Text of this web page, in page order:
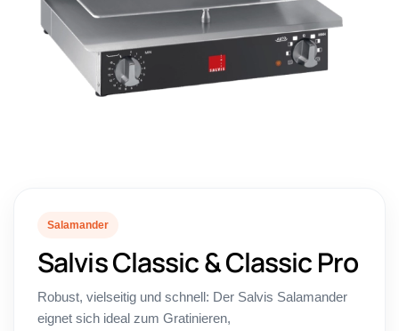
Salamander
Salvis Classic & Classic Pro
Robust, vielseitig und schnell: Der Salvis Salamander
eignet sich ideal zum Gratinieren,